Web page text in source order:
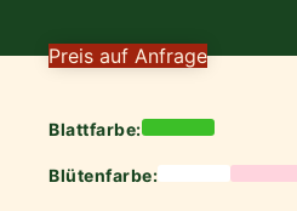
Preis auf Anfrage
Blattfarbe:
Blütenfarbe: